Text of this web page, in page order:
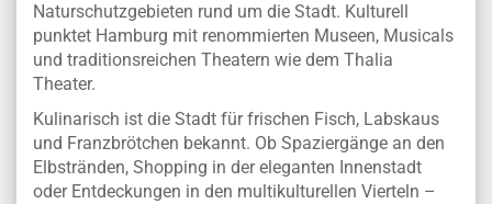
Naturschutzgebieten rund um die Stadt. Kulturell
punktet Hamburg mit renommierten Museen, Musicals
und traditionsreichen Theatern wie dem Thalia
Theater.
Kulinarisch ist die Stadt für frischen Fisch, Labskaus
und Franzbrötchen bekannt. Ob Spaziergänge an den
Elbstränden, Shopping in der eleganten Innenstadt
oder Entdeckungen in den multikulturellen Vierteln –